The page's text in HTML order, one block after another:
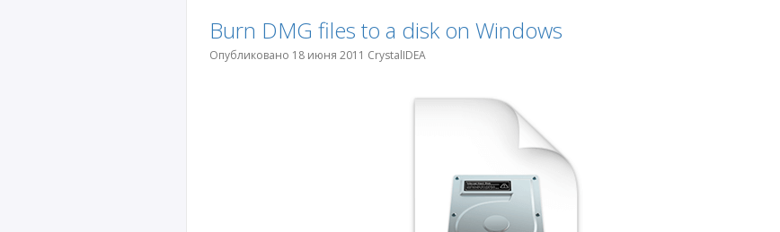
Burn DMG files to a disk on Windows
Опубликовано 18 июня 2011 CrystalIDEA